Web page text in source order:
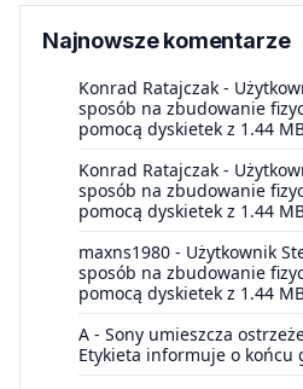
Najnowsze komentarze
Konrad Ratajczak -
sposób na zbudowanie
pomocą dyskietek z 1.44
Konrad Ratajczak -
sposób na zbudowanie
pomocą dyskietek z 1.44
maxns1980 - Użytkownik
sposób na zbudowanie
pomocą dyskietek z 1.44
A - Sony umieszcza
Etykieta informuje o końcu